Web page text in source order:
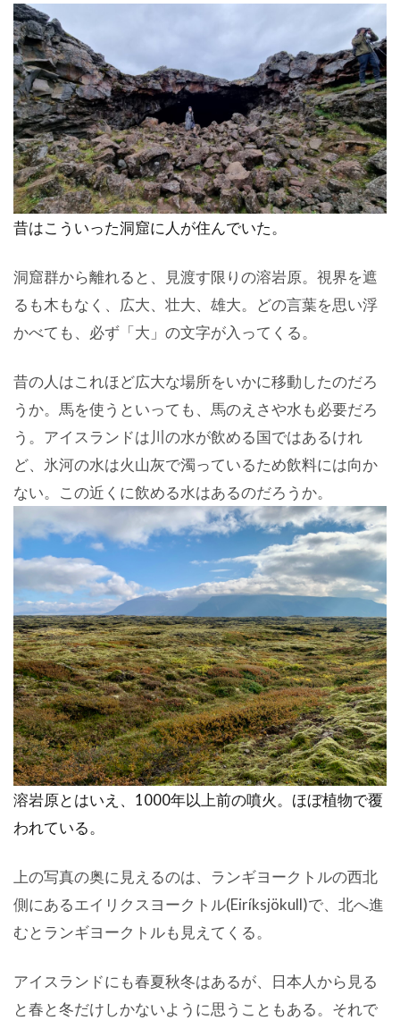
昔はこういった洞窟に人が住んでいた。
洞窟群から離れると、見渡す限りの溶岩原。視界を遮
るも木もなく、広大、壮大、雄大。どの言葉を思い浮
かべても、必ず「大」の文字が入ってくる。
昔の人はこれほど広大な場所をいかに移動したのだろ
うか。馬を使うといっても、馬のえさや水も必要だろ
う。アイスランドは川の水が飲める国ではあるけれ
ど、氷河の水は火山灰で濁っているため飲料には向か
ない。この近くに飲める水はあるのだろうか。
溶岩原とはいえ、1000年以上前の噴火。ほぼ植物で覆
われている。
上の写真の奥に見えるのは、ランギヨークトルの西北
側にあるエイリクスヨークトル(Eiríksjökull)で、北へ進
むとランギヨークトルも見えてくる。
アイスランドにも春夏秋冬はあるが、日本人から見る
と春と冬だけしかないように思うこともある。それで